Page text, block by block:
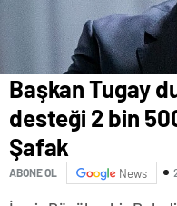
Başkan Tugay
desteği 2 bin
Şafak
ABONE OL News